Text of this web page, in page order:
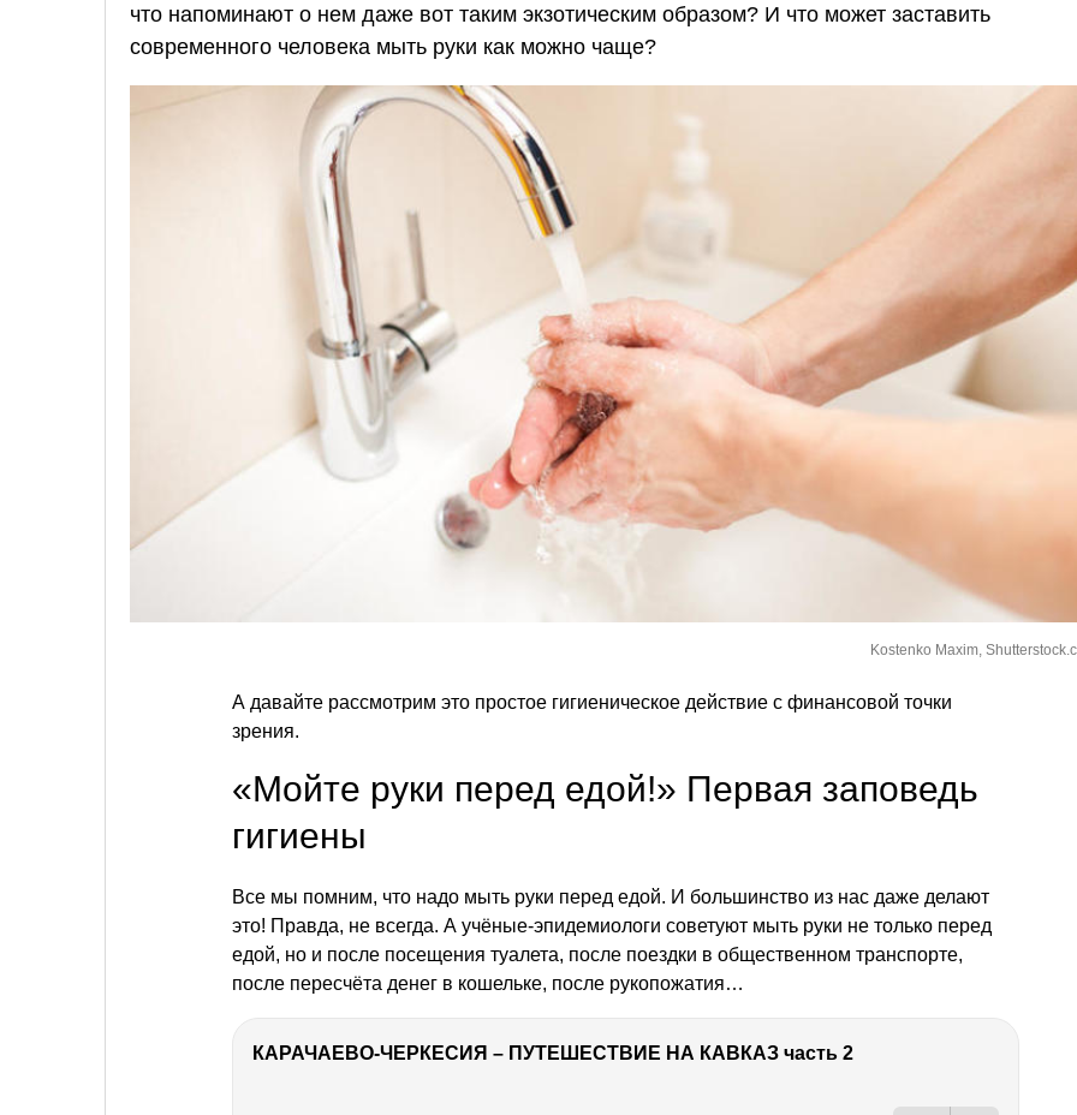
что напоминают о нем даже вот таким экзотическим образом? И что может заставить
современного человека мыть руки как можно чаще?
Kostenko Maxim,
А давайте рассмотрим это простое гигиеническое действие с финансовой точки
зрения.
«Мойте руки перед едой!» Первая заповедь
гигиены
Все мы помним, что надо мыть руки перед едой. И большинство из нас даже делают
это! Правда, не всегда. А учёные-эпидемиологи советуют мыть руки не только перед
едой, но и после посещения туалета, после поездки в общественном транспорте,
после пересчёта денег в кошельке, после рукопожатия…
КАРАЧАЕВО-ЧЕРКЕСИЯ – ПУТЕШЕСТВИЕ НА КАВКАЗ часть 2